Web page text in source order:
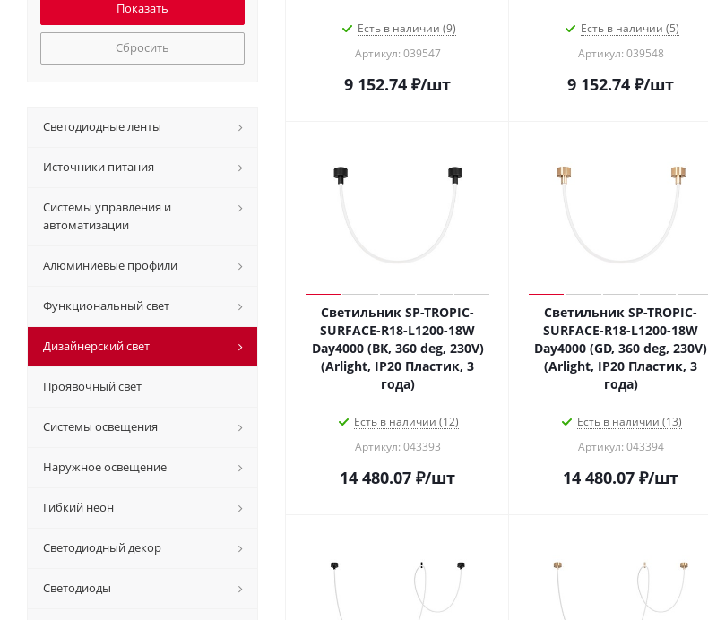
Есть в наличии (9)
Артикул: 039547
9 152.74 ₽/шт
Есть в наличии (5)
Артикул: 039548
9 152.74 ₽/шт
Светильник SP-TROPIC-
SURFACE-R18-L1200-18W
Day4000 (BK, 360 deg, 230V)
(Arlight, IP20 Пластик, 3
года)
Есть в наличии (12)
Артикул: 043393
14 480.07 ₽/шт
Светильник SP-TROPIC-
SURFACE-R18-L1200-18W
Day4000 (GD, 360 deg, 230V)
(Arlight, IP20 Пластик, 3
года)
Есть в наличии (13)
Артикул: 043394
14 480.07 ₽/шт
Сбросить
Светодиодные ленты
Источники питания
Системы управления и
автоматизации
Алюминиевые профили
Функциональный свет
Дизайнерский свет
Проявочный свет
Системы освещения
Наружное освещение
Гибкий неон
Светодиодный декор
Светодиоды